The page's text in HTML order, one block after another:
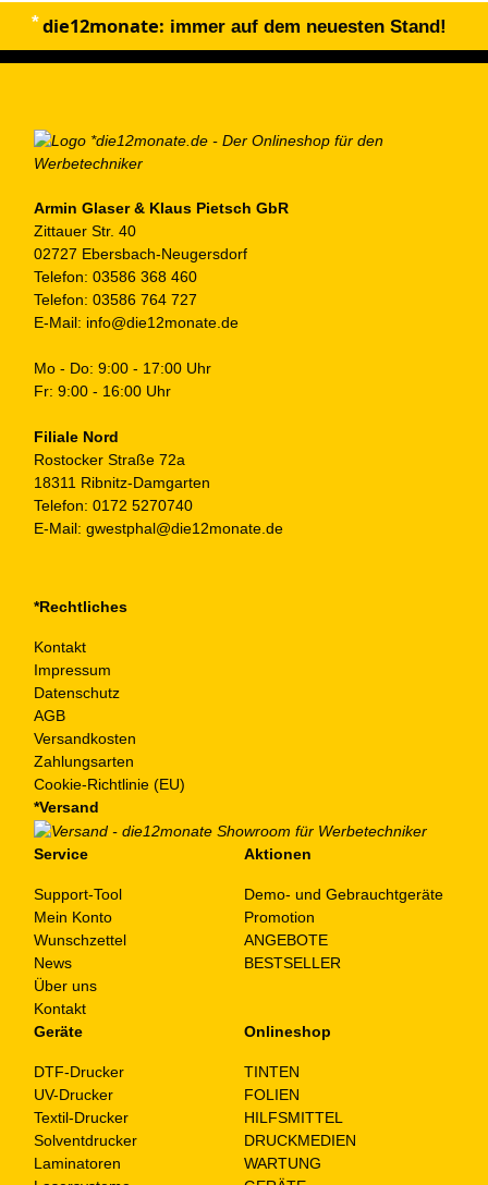
die12monate: immer auf dem neuesten Stand!
Armin Glaser & Klaus Pietsch GbR
Zittauer Str. 40
02727 Ebersbach-Neugersdorf
Telefon: 03586 368 460
Telefon: 03586 764 727
E-Mail: info@die12monate.de
Mo - Do: 9:00 - 17:00 Uhr
Fr: 9:00 - 16:00 Uhr
Filiale Nord
Rostocker Straße 72a
18311 Ribnitz-Damgarten
Telefon: 0172 5270740
E-Mail: gwestphal@die12monate.de
*Rechtliches
Kontakt
Impressum
Datenschutz
AGB
Versandkosten
Zahlungsarten
Cookie-Richtlinie (EU)
*Versand
Service
Support-Tool
Mein Konto
Wunschzettel
News
Über uns
Kontakt
Aktionen
Demo- und Gebrauchtgeräte
Promotion
ANGEBOTE
BESTSELLER
Geräte
DTF-Drucker
UV-Drucker
Textil-Drucker
Solventdrucker
Laminatoren
Onlineshop
TINTEN
FOLIEN
HILFSMITTEL
DRUCKMEDIEN
WARTUNG